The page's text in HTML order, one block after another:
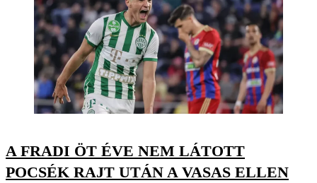
A FRADI ÖT ÉVE NEM LÁTOTT
POCSÉK RAJT UTÁN A VASAS ELLEN